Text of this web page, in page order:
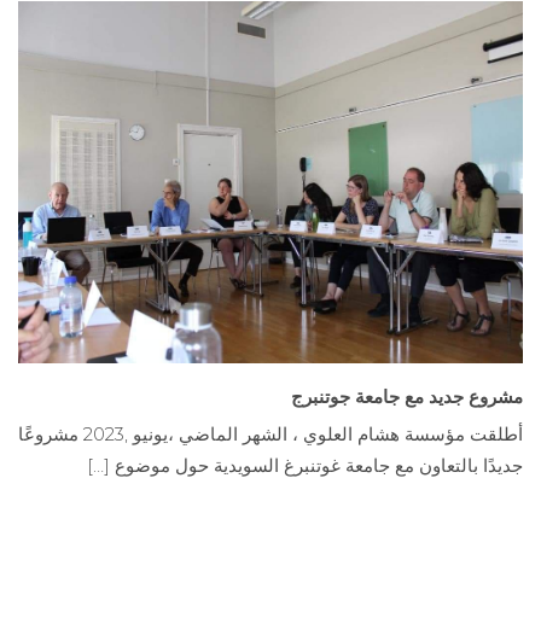
مشروع جديد مع جامعة جوتنبرج
أطلقت مؤسسة هشام العلوي ، الشهر الماضي ،يونيو ,2023 مشروعًا
جديدًا بالتعاون مع جامعة غوتنبرغ السويدية حول موضوع […]